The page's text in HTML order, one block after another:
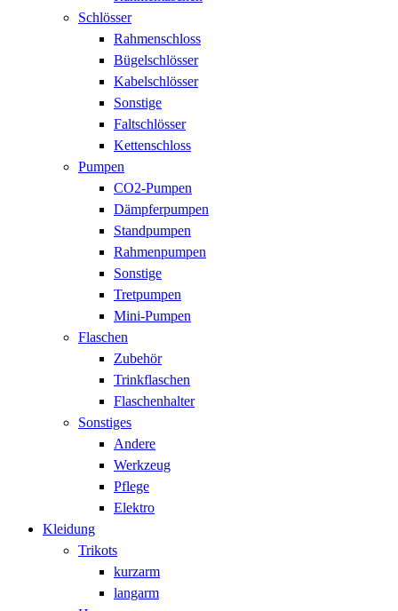
Schlösser
Rahmenschloss
Bügelschlösser
Kabelschlösser
Sonstige
Faltschlösser
Kettenschloss
Pumpen
CO2-Pumpen
Dämpferpumpen
Standpumpen
Rahmenpumpen
Sonstige
Tretpumpen
Mini-Pumpen
Flaschen
Zubehör
Trinkflaschen
Flaschenhalter
Sonstiges
Andere
Werkzeug
Pflege
Elektro
Kleidung
Trikots
kurzarm
langarm